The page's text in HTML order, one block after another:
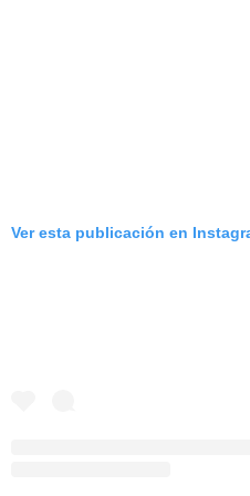
Ver esta publicación en